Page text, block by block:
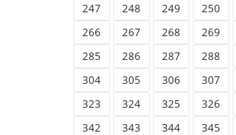
247
248 249 250
266
267 268 269
285
286 287 288
304
305 306 307
323
324 325 326
342
343 344 345